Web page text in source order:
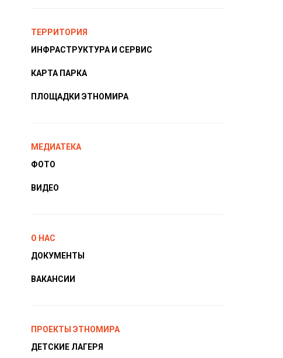
ТЕРРИТОРИЯ
ИНФРАСТРУКТУРА И СЕРВИС
КАРТА ПАРКА
ПЛОЩАДКИ ЭТНОМИРА
МЕДИАТЕКА
ФОТО
ВИДЕО
О НАС
ДОКУМЕНТЫ
ВАКАНСИИ
ПРОЕКТЫ ЭТНОМИРА
ДЕТСКИЕ ЛАГЕРЯ